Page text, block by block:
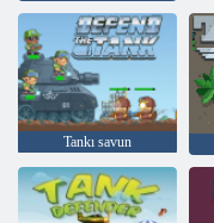
Tankı savun